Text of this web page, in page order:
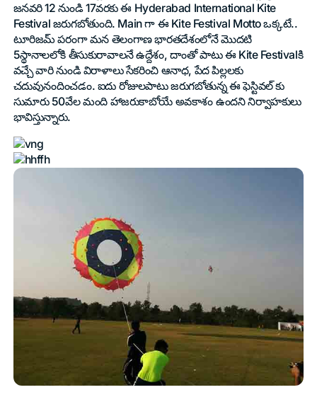
జనవరి 12 నుండి 17వరకు ఈ Hyderabad International Kite
Festival జరుగబోతుంది. Main గా ఈ Kite Festival Motto ఒక్కటే..
టూరిజమ్ పరంగా మన తెలంగాణ భారతదేశంలోనే మొదటి
5స్థానాలలోకి తీసుకురావాలనే ఉద్దేశం, దాంతో పాటు ఈ Kite Festivalకి
వచ్చే వారి నుండి విరాళాలు సేకరించి ఆనాధ, పేద పిల్లలకు
చదువునందించడం. ఐదు రోజులపాటు జరుగబోతున్న ఈ ఫెస్టివల్ కు
సుమారు 50వేల మంది హాజరుకాబోయే అవకాశం ఉందని నిర్వాహకులు
భావిస్తున్నారు.